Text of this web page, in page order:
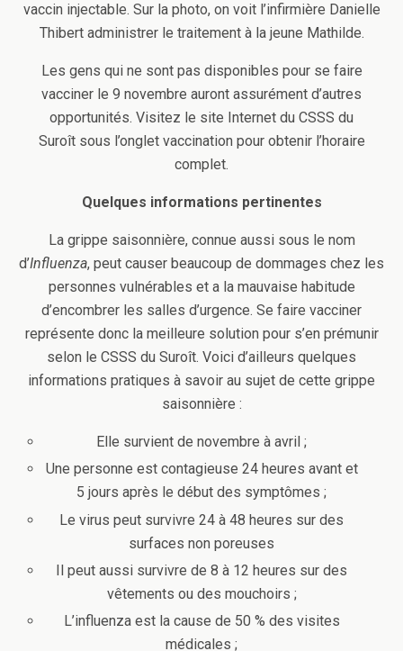
vaccin injectable. Sur la photo, on voit l’infirmière Danielle
Thibert administrer le traitement à la jeune Mathilde.
Les gens qui ne sont pas disponibles pour se faire
vacciner le 9 novembre auront assurément d’autres
opportunités. Visitez le site Internet du CSSS du
Suroît sous l’onglet vaccination pour obtenir l’horaire
complet.
Quelques informations pertinentes
La grippe saisonnière, connue aussi sous le nom
d’Influenza, peut causer beaucoup de dommages chez les
personnes vulnérables et a la mauvaise habitude
d’encombrer les salles d’urgence. Se faire vacciner
représente donc la meilleure solution pour s’en prémunir
selon le CSSS du Suroît. Voici d’ailleurs quelques
informations pratiques à savoir au sujet de cette grippe
saisonnière :
Elle survient de novembre à avril ;
Une personne est contagieuse 24 heures avant et
5 jours après le début des symptômes ;
Le virus peut survivre 24 à 48 heures sur des
surfaces non poreuses
Il peut aussi survivre de 8 à 12 heures sur des
vêtements ou des mouchoirs ;
L’influenza est la cause de 50 % des visites
médicales ;